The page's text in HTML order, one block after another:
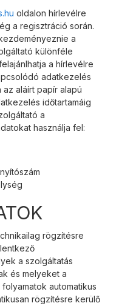
oldalon hírlevélre
a regisztráció során.
a
különféle
a hírlevélre
adatkezelés
aláírt papír alapú
időtartamáig
a
használja fel:
rögzítésre
a szolgáltatás
és melyeket a
automatikus
rögzítésre kerülő